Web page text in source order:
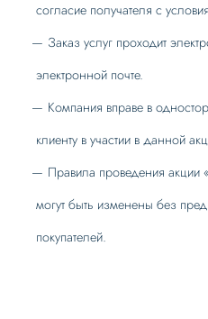
согласие получателя с
Заказ услуг проходит
электронной почте.
Компания вправе в
клиенту в участии в данной
Правила проведения акции
могут быть изменены без
покупателей.